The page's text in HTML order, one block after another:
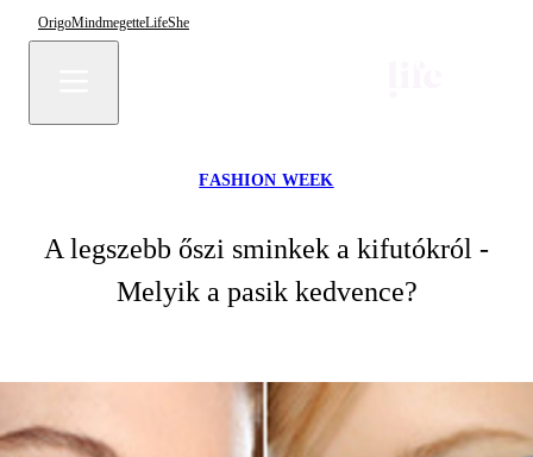
OrigoMindmegetteLifeShe
FASHION WEEK
A legszebb őszi sminkek a kifutókról -
Melyik a pasik kedvence?